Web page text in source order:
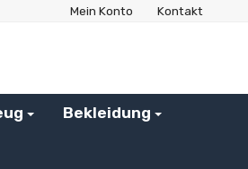
Mein Konto Kontakt
Bekleidung